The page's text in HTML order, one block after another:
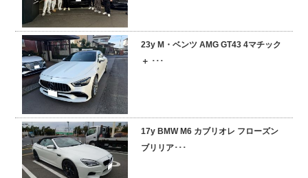
23y M・ベンツ AMG GT43 4マチック
＋ ･･･
17y BMW M6 カブリオレ フローズン
ブリリア･･･